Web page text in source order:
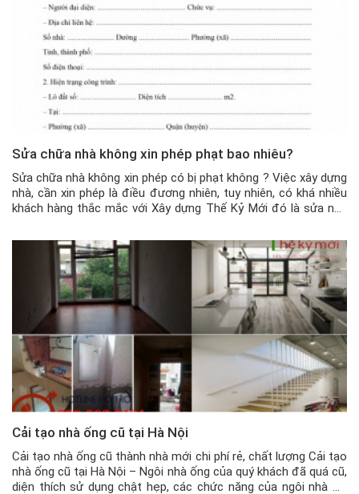
Sửa chữa nhà không xin phép phạt bao nhiêu?
Sửa chữa nhà không xin phép có bị phạt không ? Việc xây dựng
nhà, cần xin phép là điều đương nhiên, tuy nhiên, có khá nhiều
khách hàng thắc mắc với Xây dựng Thế Kỷ Mới đó là sửa nhà
Cải tạo nhà ống cũ tại Hà Nội
Cải tạo nhà ống cũ thành nhà mới chi phí rẻ, chất lượng Cải tạo
nhà ống cũ tại Hà Nội – Ngôi nhà ống của quý khách đã quá cũ,
diện thích sử dụng chật hẹp, các chức năng của ngôi nhà đã